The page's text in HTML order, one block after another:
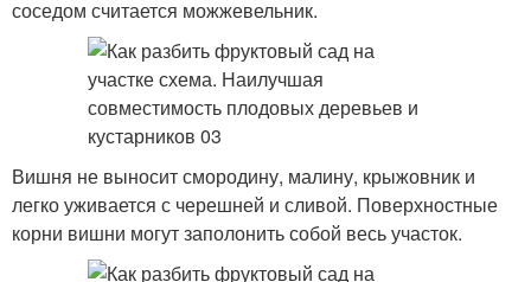
соседом считается можжевельник.
Вишня не выносит смородину, малину, крыжовник и
легко уживается с черешней и сливой. Поверхностные
корни вишни могут заполонить собой весь участок.